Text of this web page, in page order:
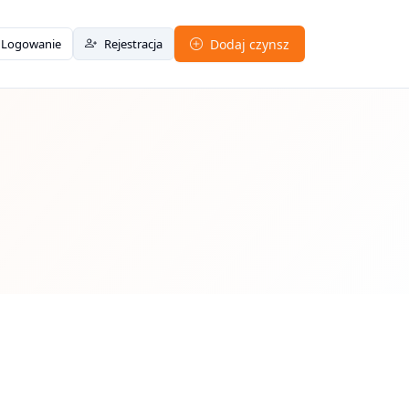
Logowanie Rejestracja Dodaj czynsz